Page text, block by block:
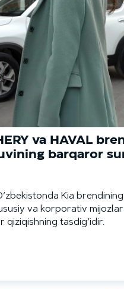
va HAVAL
barqaror
Kia
va korporativ
tasdig‘idir.